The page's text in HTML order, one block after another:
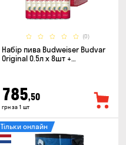
(0)
Набір пива Budweiser Budvar
Original 0.5л х 8шт +
785,50
грн за 1 шт
Тільки онлайн